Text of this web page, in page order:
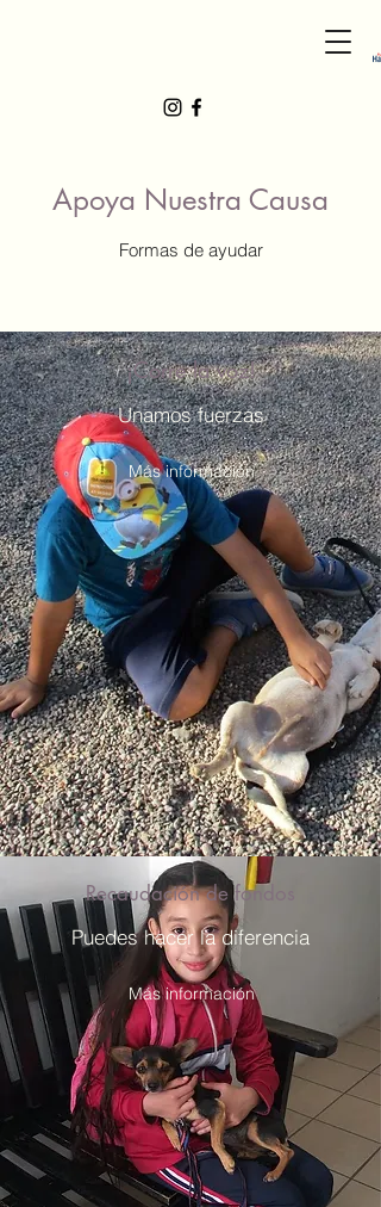
Apoya Nuestra Causa
Formas de ayudar
¡Corre la voz!
Unamos fuerzas
Más información
Recaudación de fondos
Puedes hacer la diferencia
Más información